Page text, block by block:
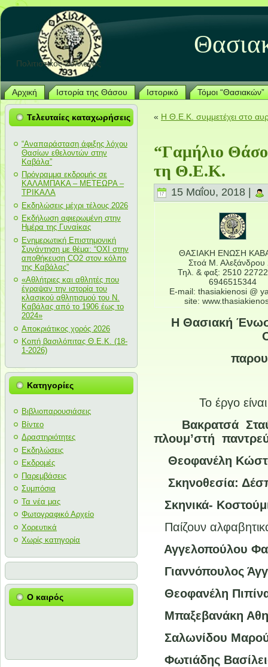
Πολιτιστικός Σύλλογος
Αρχική Ιστορία της Θάσου Ιστορικό Τόμοι “Θασιακών”
Τελευταίες καταχωρήσεις
“Αναπαράσταση άφιξης λόχου
Θασίων εθελοντών στην
Καβάλα”
Πρόγραμμα εκδρομής σε
ΚΑΛΑΜΠΑΚΑ – ΜΕΤΕΩΡΑ –
ΤΡΙΚΑΛΑ
Εκδηλώσεις μέχρι τέλους 2026
Εκδήλωση αφιερωμένη στην
Ημέρα της Γυναίκας
Ενημερωτική Επιστημονική
Συνάντηση με θέμα: “ΟΧΙ στην
αποθήκευση CO2 στον κόλπο
της Καβάλας”
«Αθλήτριες και αθλητές που
έγραψαν την ιστορία του
κλασικού αθλητισμού του Ν.
Καβάλας από το 1906 έως το
2024»
Αποκριάτικος χορός 2026
Κοπή βασιλόπιτας Θ.Ε.Κ. (18-
1-2026)
Κατηγορίες
Βιβλιοπαρουσιάσεις
Βίντεο
Δραστηριότητες
Εκδηλώσεις
Εκδρομές
Παρεμβάσεις
Συμπόσια
Τα νέα μας
Φωτογραφικό Αρχείο
Χορευτικά
Χωρίς κατηγορία
Ο καιρός
« Η Θ.Ε.Κ. συμμετέχει στο
“Γαμήλιο
τη Θ.Ε.Κ.
15 Μαΐου, 2018 |
ΘΑΣΙΑΚΗ ΕΝΩΣΗ
Στοά Μ. Αλεξάνδρου
Τηλ. & φαξ: 2510
6946515344
E-mail: thasiakienosi @
site:
Η Θασιακή
Το έργο
Βακρατσά
πλουμ’στή
Θεοφανέλη
Σκηνοθεσία:
Σκηνικά-
Παίζουν
Αγγελοπούλου
Γιαννόπουλος
Θεοφανέλη
Μπαξεβανάκη
Σαλωνίδου
Φωτιάδης